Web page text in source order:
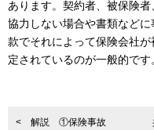
あります。契約者、被保険
協力しない場合や書類など
款でそれによって保険会社
定されているのが一般的です
< 解説 ①保険事故